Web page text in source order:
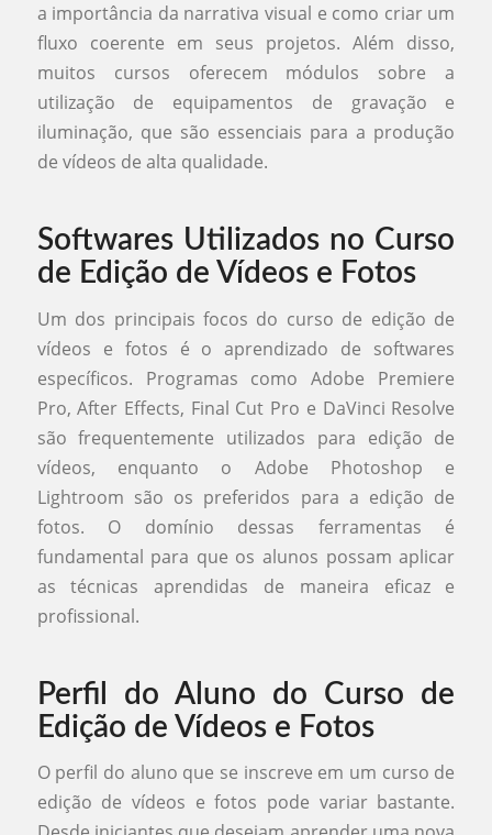
a importância da narrativa visual e como criar um
fluxo coerente em seus projetos. Além disso,
muitos cursos oferecem módulos sobre a
utilização de equipamentos de gravação e
iluminação, que são essenciais para a produção
de vídeos de alta qualidade.
Softwares Utilizados no Curso
de Edição de Vídeos e Fotos
Um dos principais focos do curso de edição de
vídeos e fotos é o aprendizado de softwares
específicos. Programas como Adobe Premiere
Pro, After Effects, Final Cut Pro e DaVinci Resolve
são frequentemente utilizados para edição de
vídeos, enquanto o Adobe Photoshop e
Lightroom são os preferidos para a edição de
fotos. O domínio dessas ferramentas é
fundamental para que os alunos possam aplicar
as técnicas aprendidas de maneira eficaz e
profissional.
Perfil do Aluno do Curso de
Edição de Vídeos e Fotos
O perfil do aluno que se inscreve em um curso de
edição de vídeos e fotos pode variar bastante.